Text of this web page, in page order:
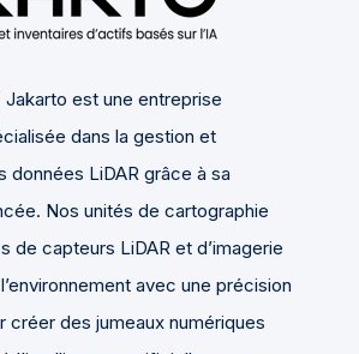
Jakarto est une entreprise
dans la gestion et
données LiDAR grâce à sa
Nos unités de cartographie
de capteurs LiDAR et d’imagerie
avec une précision
créer des jumeaux numériques